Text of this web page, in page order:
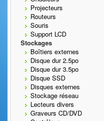
Projecteurs
Routeurs
Souris
Support LCD
Stockages
Boîtiers externes
Disque dur 2.5po
Disque dur 3.5po
Disque SSD
Disques externes
Stockage réseau
Lecteurs divers
Graveurs CD/DVD